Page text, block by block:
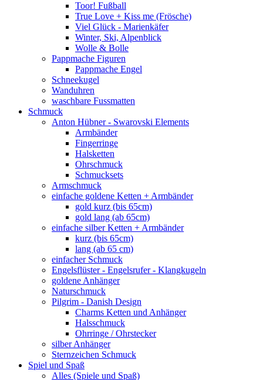
Toor! Fußball
True Love + Kiss me (Frösche)
Viel Glück - Marienkäfer
Winter, Ski, Alpenblick
Wolle & Bolle
Pappmache Figuren
Pappmache Engel
Schneekugel
Wanduhren
waschbare Fussmatten
Schmuck
Anton Hübner - Swarovski Elements
Armbänder
Fingerringe
Halsketten
Ohrschmuck
Schmucksets
Armschmuck
einfache goldene Ketten + Armbänder
gold kurz (bis 65cm)
gold lang (ab 65cm)
einfache silber Ketten + Armbänder
kurz (bis 65cm)
lang (ab 65 cm)
einfacher Schmuck
Engelsflüster - Engelsrufer - Klangkugeln
goldene Anhänger
Naturschmuck
Pilgrim - Danish Design
Charms Ketten und Anhänger
Halsschmuck
Ohrringe / Ohrstecker
silber Anhänger
Sternzeichen Schmuck
Spiel und Spaß
Alles (Spiele und Spaß)